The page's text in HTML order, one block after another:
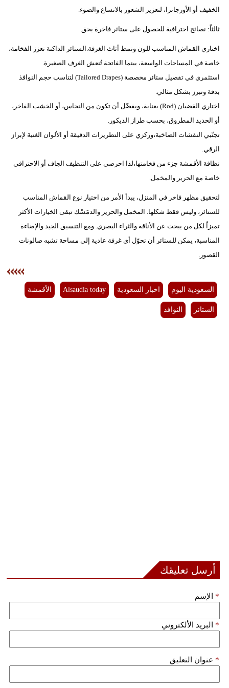
الخفيف أو الأورجانزا، لتعزيز الشعور بالاتساع والضوء.
ثالثاً: نصائح احترافية للحصول على ستائر فاخرة بحق
اختاري القماش المناسب للون ونمط أثاث الغرفة.الستائر الداكنة تعزز الفخامة،
خاصة في المساحات الواسعة، بينما الفاتحة تُنعش الغرف الصغيرة.
استثمري في تفصيل ستائر مخصصة (Tailored Drapes) لتناسب حجم النوافذ
بدقة وتبرز بشكل مثالي.
اختاري القضبان (Rod) بعناية، ويفضّل أن تكون من النحاس، أو الخشب الفاخر،
أو الحديد المطروق، بحسب طراز الديكور.
تجنّبي النقشات الصاخبة،وركزي على التطريزات الدقيقة أو الألوان الغنية لإبراز
الرقي.
نظافة الأقمشة جزء من فخامتها،لذا احرصي على التنظيف الجاف أو الاحترافي
خاصة مع الحرير والمخمل.
لتحقيق مظهر فاخر في المنزل، يبدأ الأمر من اختيار نوع القماش المناسب
للستائر، وليس فقط شكلها. المخمل والحرير والدمَسْك تبقى الخيارات الأكثر
تميزاً لكل من يبحث عن الأناقة والثراء البصري. ومع التنسيق الجيد والإضاءة
المناسبة، يمكن للستائر أن تحوّل أي غرفة عادية إلى مساحة تشبه صالونات
القصور.
السعودية اليوم اخبار السعودية Alsaudia today الأقمشة
الستائر النوافذ
أرسل تعليقك
الإسم *
البريد الألكتروني *
عنوان التعليق *